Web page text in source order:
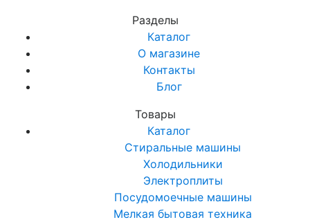
Разделы
Каталог
О магазине
Контакты
Блог
Товары
Каталог
Стиральные машины
Холодильники
Электроплиты
Посудомоечные машины
Мелкая бытовая техника